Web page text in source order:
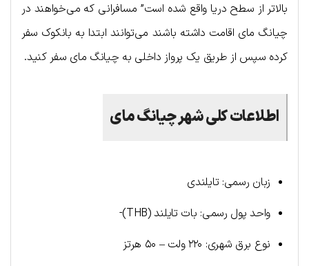
بالاتر از سطح دریا واقع شده ‌است” مسافرانی که می‌خواهند در
چیانگ مای اقامت داشته باشند می‌توانند ابتدا به بانکوک سفر
کرده سپس از طریق یک پرواز داخلی به چیانگ مای سفر کنید.
اطلاعات کلی شهر چیانگ مای
زبان رسمی: تایلندی
واحد پول رسمی: بات تایلند (THB)-
نوع برق شهری: ۲۲۰ ولت – ۵۰ هرتز